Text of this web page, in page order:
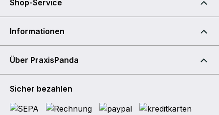
Shop-Service
Informationen
Über PraxisPanda
Sicher bezahlen